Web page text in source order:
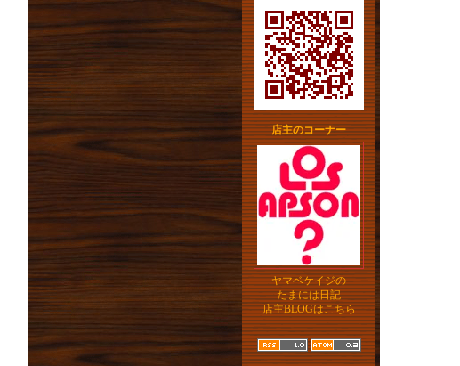
店主のコーナー
ヤマベケイジの
たまには日記
店主BLOGはこちら